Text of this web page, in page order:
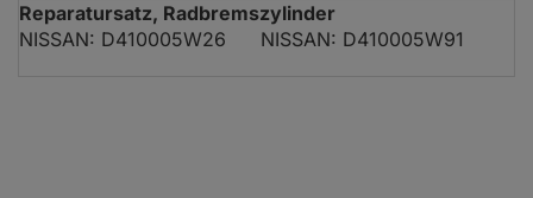
Reparatursatz, Radbremszylinder
NISSAN: D410005W26
NISSAN: D410005W91